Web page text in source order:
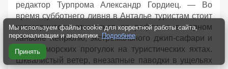
редактор Турпрома Александр Гордиец. — Во
время субботнего ливня в Анталье туристам стоит
категорически отказаться от рафтинга в горном
каньоне Кёпрюлю, экстремального джип-сафари и
любых морских прогулок на туристических яхтах.
Шквалистый ветер, внезапные паводки в ущельях
Мы используем файлы cookie для корректной работы сайта,
персонализации и аналитики. Подробнее
Принять